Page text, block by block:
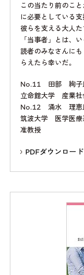
この当たり前のこ
に必要としている支
彼らを支える大人た
「当事者」とは、
読者のみなさんに
らえたら幸いだ。
No.11 田部 絢子
立命館大学 産業
No.12 涌水 理恵
筑波大学 医学医
准教授
PDFダウンロー